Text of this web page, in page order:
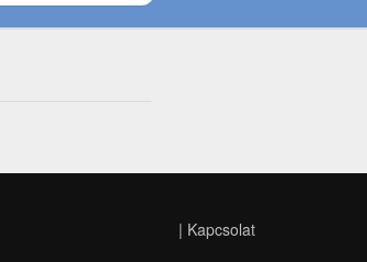
| Kapcsolat